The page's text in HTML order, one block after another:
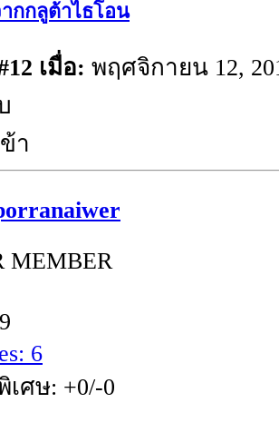
กกลูต้าไธโอน
เมื่อ: พฤศจิกายน 12,
า
MEMBER
6
ศษ: +0/-0